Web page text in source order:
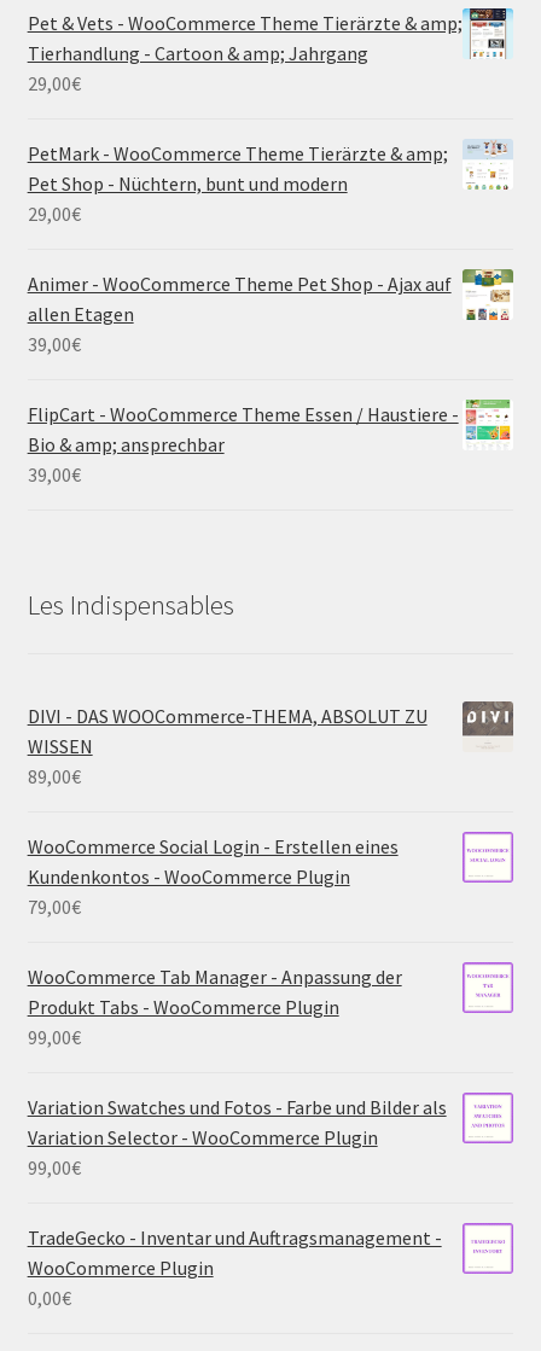
Pet & Vets - WooCommerce Theme Tierärzte & amp;
Tierhandlung - Cartoon & amp; Jahrgang
29,00€
PetMark - WooCommerce Theme Tierärzte & amp;
Pet Shop - Nüchtern, bunt und modern
29,00€
Animer - WooCommerce Theme Pet Shop - Ajax auf
allen Etagen
39,00€
FlipCart - WooCommerce Theme Essen / Haustiere -
Bio & amp; ansprechbar
39,00€
Les Indispensables
DIVI - DAS WOOCommerce-THEMA, ABSOLUT ZU
WISSEN
89,00€
WooCommerce Social Login - Erstellen eines
Kundenkontos - WooCommerce Plugin
79,00€
WooCommerce Tab Manager - Anpassung der
Produkt Tabs - WooCommerce Plugin
99,00€
Variation Swatches und Fotos - Farbe und Bilder als
Variation Selector - WooCommerce Plugin
99,00€
TradeGecko - Inventar und Auftragsmanagement -
WooCommerce Plugin
0,00€